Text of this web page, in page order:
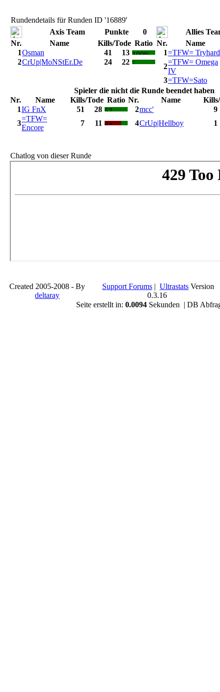
Rundendetails für Runden ID '16889'
Axis Team
Punkte 0
Allies
Nr.
Name Kills/Tode Ratio
1Osman 41
13
2CrUp|MoNStEr.De 24 22
Nr.
Name
1=TFW= Tryhard
2
=TFW= Omega
IV
3=TFW=Sato
Spieler die nicht die Runde beendet haben
Nr.
Name Kills/Tode Ratio Nr. Name
1IG FnX 51 28 2mcc'
9
3
=TFW=
Encore
7 11 4CrUp|Hellboy 1
Chatlog von dieser Runde
Created 2005-2008 - By
deltaray
Support Forums | Ultrastats Version
0.3.16
Seite erstellt in:0.0094 Sekunden | DB